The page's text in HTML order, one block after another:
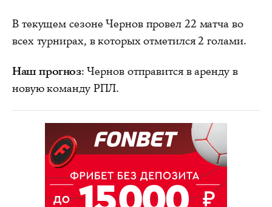
В текущем сезоне Чернов провел 22 матча во
всех турнирах, в которых отметился 2 голами.
Наш прогноз: Чернов отправится в аренду в
новую команду РПЛ.